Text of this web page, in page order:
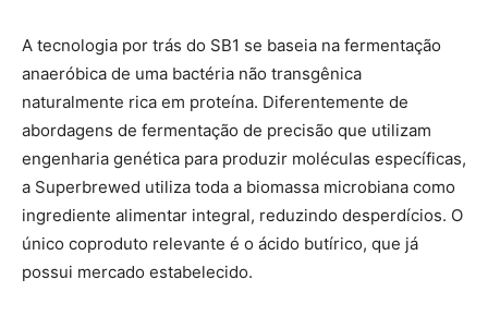
A tecnologia por trás do SB1 se baseia na fermentação
anaeróbica de uma bactéria não transgênica
naturalmente rica em proteína. Diferentemente de
abordagens de fermentação de precisão que utilizam
engenharia genética para produzir moléculas específicas,
a Superbrewed utiliza toda a biomassa microbiana como
ingrediente alimentar integral, reduzindo desperdícios. O
único coproduto relevante é o ácido butírico, que já
possui mercado estabelecido.